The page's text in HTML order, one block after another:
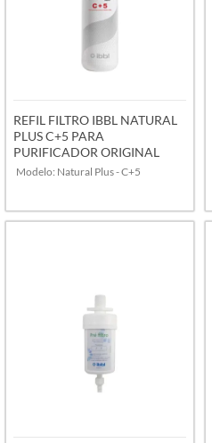
REFIL FILTRO IBBL NATURAL
PLUS C+5 PARA
PURIFICADOR ORIGINAL
Modelo: Natural Plus - C+5